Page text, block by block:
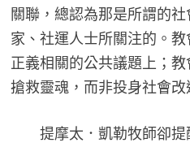
關聯，總認為那是所謂的
家、社運人士所關注的。
正義相關的公共議題上；
搶救靈魂，而非投身社會改
提摩太．凱勒牧師卻提